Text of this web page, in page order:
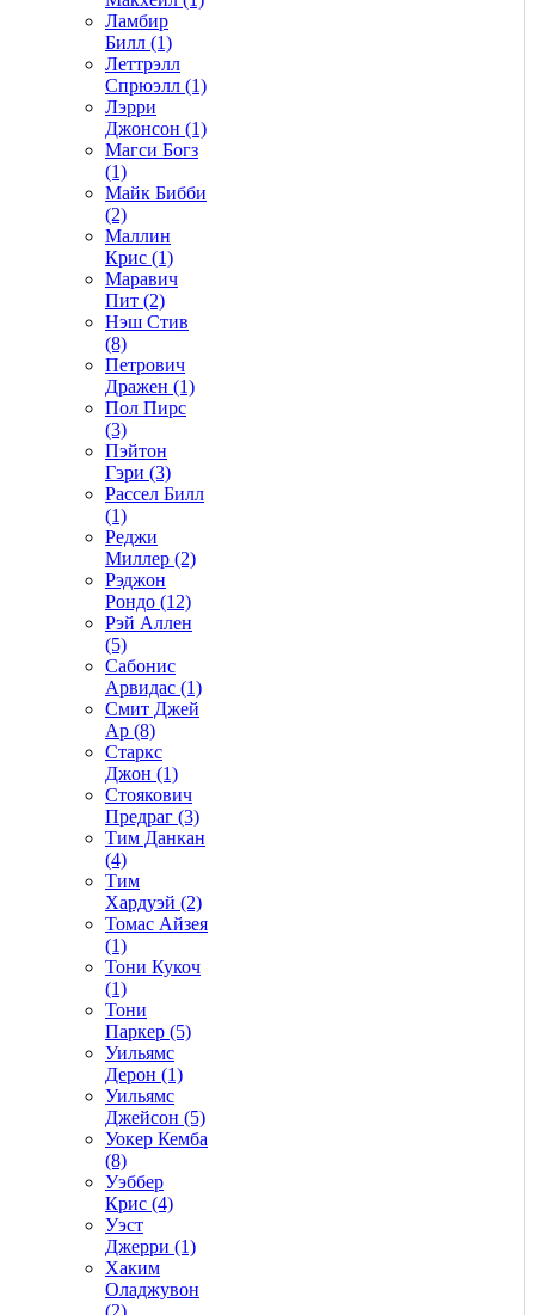
Ламбир
Билл (1)
Леттрэлл
Спрюэлл (1)
Лэрри
Джонсон (1)
Магси Богз
(1)
Майк Бибби
(2)
Маллин
Крис (1)
Маравич
Пит (2)
Нэш Стив
(8)
Петрович
Дражен (1)
Пол Пирс
(3)
Пэйтон
Гэри (3)
Рассел Билл
(1)
Реджи
Миллер (2)
Рэджон
Рондо (12)
Рэй Аллен
(5)
Сабонис
Арвидас (1)
Смит Джей
Ар (8)
Старкс
Джон (1)
Стоякович
Предраг (3)
Тим Данкан
(4)
Тим
Хардуэй (2)
Томас Айзея
(1)
Тони Кукоч
(1)
Тони
Паркер (5)
Уильямс
Дерон (1)
Уильямс
Джейсон (5)
Уокер Кемба
(8)
Уэббер
Крис (4)
Уэст
Джерри (1)
Хаким
Оладжувон
(2)